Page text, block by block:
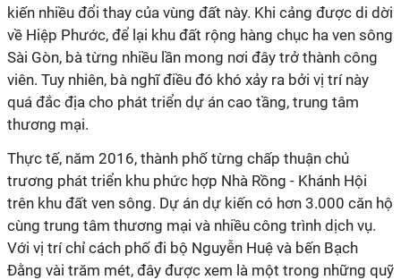
kiến nhiều đổi thay của vùng đất này. Khi cảng được di dời
về Hiệp Phước, để lại khu đất rộng hàng chục ha ven sông
Sài Gòn, bà từng nhiều lần mong nơi đây trở thành công
viên. Tuy nhiên, bà nghĩ điều đó khó xảy ra bởi vị trí này
quá đắc địa cho phát triển dự án cao tầng, trung tâm
thương mại.
Thực tế, năm 2016, thành phố từng chấp thuận chủ
trương phát triển khu phức hợp Nhà Rồng - Khánh Hội
trên khu đất ven sông. Dự án dự kiến có hơn 3.000 căn hộ
cùng trung tâm thương mại và nhiều công trình dịch vụ.
Với vị trí chỉ cách phố đi bộ Nguyễn Huệ và bến Bạch
Đằng vài trăm mét, đây được xem là một trong những quỹ